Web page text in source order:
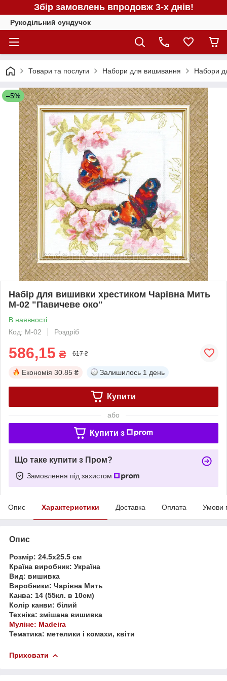
Збір замовлень впродовж 3-х днів!
Рукодільний сундучок
Товари та послуги Набори для вишивання Набори
–5%
Набір для вишивки хрестиком Чарівна Мить
М-02 "Павичеве око"
В наявності
Код: М-02
Роздріб
586,15 ₴ 617 ₴
Економія 30.85 ₴ Залишилось 1 день
Купити
або
Купити з
Що таке купити з Пром?
Замовлення під захистом
Опис Характеристики Доставка Оплата Умови
Опис
Розмір: 24.5x25.5 см
Країна виробник: Україна
Вид: вишивка
Виробники: Чарівна Мить
Канва: 14 (55кл. в 10см)
Колір канви: білий
Техніка: змішана вишивка
Муліне: Madeira
Тематика: метелики і комахи, квіти
Приховати